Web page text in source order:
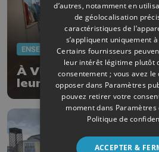
ENSEIGNEMENT
À Vinalmont, les
leur nouvelle école
d’autres, notamment en
de géolocalisation
caractéristiques de
s’appliquent uniquement
Certains fournisseurs
leur intérêt légitime plutôt
consentement ; vous avez
opposer dans Paramètres
pouvez retirer votre
moment dans Paramètres
Politique de
ACCEPTER &